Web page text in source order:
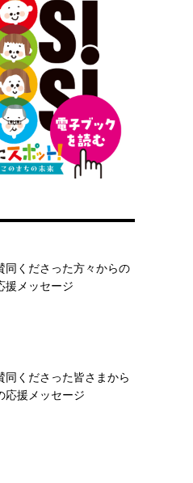
同くださった方々からの
援メッセージ
同くださった皆さまから
応援メッセージ